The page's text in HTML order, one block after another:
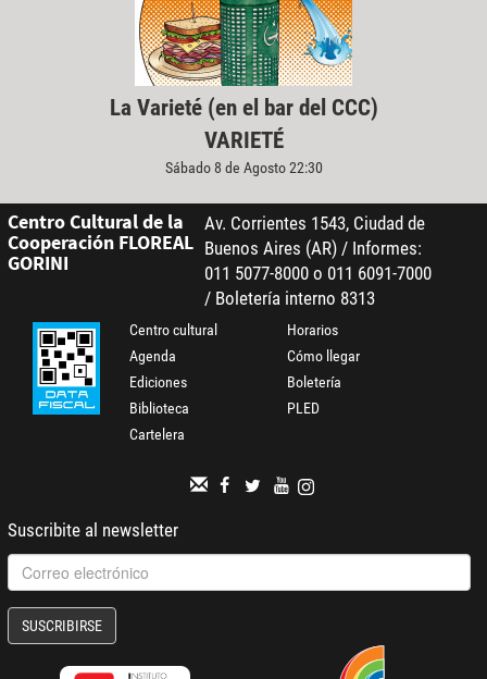
La Varieté (en el bar del CCC)
VARIETÉ
Sábado 8 de Agosto 22:30
Centro Cultural de la
Cooperación FLOREAL
GORINI
Av. Corrientes 1543, Ciudad de
Buenos Aires (AR) / Informes:
011 5077-8000 o 011 6091-7000
/ Boletería interno 8313
Centro cultural
Agenda
Ediciones
Biblioteca
Cartelera
Horarios
Cómo llegar
Boletería
PLED
Suscribite al newsletter
SUSCRIBIRSE